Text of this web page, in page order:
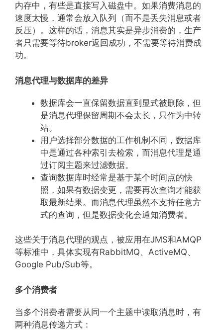
内存中，有些是直接写入磁盘中。如果消费消息的
速度太慢，通常会放入队列（而不是丢失消息或者
反压）。这样的话，消息其实是异步消费的，生产
者只需要等待broker返回成功，不需要等待消费成
功。
消息代理与数据库的差异
数据库会一直保留数据直到显式被删除，但
是消息代理保留周期不会太长，只作为中转
站。
用户选择部分数据的工作机制不同，数据库
中是通过各种索引去检索，而消息代理是通
过订阅主题来过滤数据。
查询数据库时经常是基于某个时间点的快
照，如果有数据变更，需要再次查询才能获
取最新结果。而消息代理虽然不支持任意方
式的查询，但是数据变化会通知消费者。
这些关于消息代理的观点，被应用在JMS和AMQP
等标准中，具体实现有RabbitMQ、ActiveMQ、
Google Pub/Sub等。
多个消费者
当多个消费者需要从同一个主题中读取消息时，有
两种消息传递方式：